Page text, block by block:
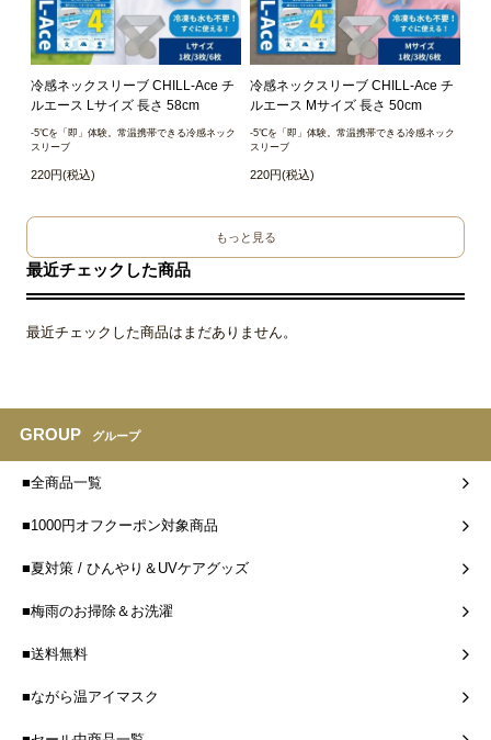
冷感ネックスリーブ CHILL-Ace チ
ルエース Lサイズ 長さ 58cm
-5℃を「即」体験。常温携帯できる冷感ネック
スリーブ
220円(税込)
冷感ネックスリーブ CHILL-Ace チ
ルエース Mサイズ 長さ 50cm
-5℃を「即」体験。常温携帯できる冷感ネック
スリーブ
220円(税込)
もっと見る
最近チェックした商品
最近チェックした商品はまだありません。
GROUP グループ
■全商品一覧
■1000円オフクーポン対象商品
■夏対策 / ひんやり＆UVケアグッズ
■梅雨のお掃除＆お洗濯
■送料無料
■ながら温アイマスク